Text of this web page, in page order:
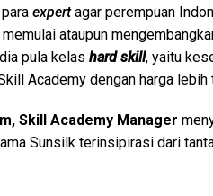
expertagar perempuan
ataupun
pula kelas hard skill, yaitu
Academy dengan harga lebih
Skill Academy Manager
Sunsilk terinsipirasi dari